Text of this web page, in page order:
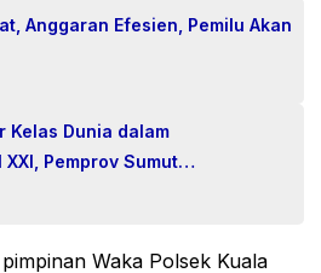
Anggaran Efesien, Pemilu Akan
Kelas Dunia dalam
Pemprov Sumut
Menkominfo.
Waka Polsek Kuala